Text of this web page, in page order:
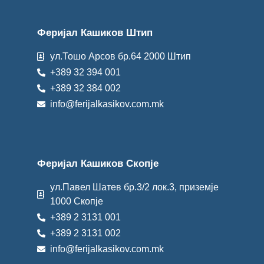
Феријал Кашиков Штип
ул.Тошо Арсов бр.64 2000 Штип
+389 32 394 001
+389 32 384 002
info@ferijalkasikov.com.mk
Феријал Кашиков Скопје
ул.Павел Шатев бр.3/2 лок.3, приземје
1000 Скопје
+389 2 3131 001
+389 2 3131 002
info@ferijalkasikov.com.mk